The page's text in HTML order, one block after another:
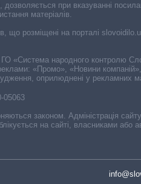
05063
законом. Адміністрація
на сайті, власниками або
дозволяється при вказуванні
матеріалів.
що розміщені на порталі
ГО «Система народного контролю
«Промо», «Новини
оприлюднені у рекламних